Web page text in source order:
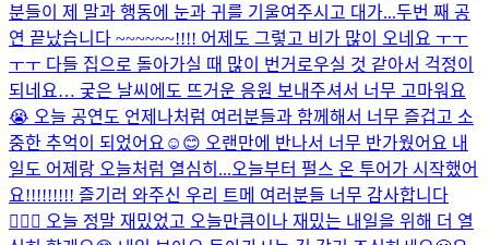
분들이 제 말과 행동에 눈과 귀를 기울여주시고 대가...두번 째 공
연 끝났습니다 ~~~~~~!!!! 어제도 그렇고 비가 많이 오네요 ㅜㅜ
ㅜㅜ 다들 집으로 돌아가실 때 많이 번거로우실 것 같아서 걱정이
되네요… 궂은 날씨에도 뜨거운 응원 보내주셔서 너무 고마워요
😭 오늘 공연도 언제나처럼 여러분들과 함께해서 너무 즐겁고 소
중한 추억이 되었어요☺️😊 오랜만에 반나서 너무 반가웠어요 내
일도 어제랑 오늘처럼 열심히...오늘부터 펄스 온 투어가 시작했어
요!!!!!!!!! 즐기러 와주신 우리 트메 여러분들 너무 감사합니다
🙇🏻‍♂️ 오늘 정말 재밌었고 오늘만큼이나 재밌는 내일을 위해 더 열